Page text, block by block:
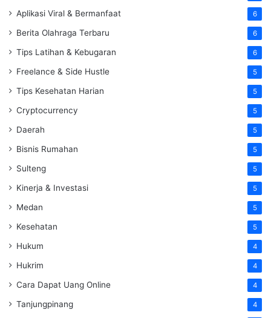
Aplikasi Viral & Bermanfaat 6
Berita Olahraga Terbaru 6
Tips Latihan & Kebugaran 6
Freelance & Side Hustle 5
Tips Kesehatan Harian 5
Cryptocurrency 5
Daerah 5
Bisnis Rumahan 5
Sulteng 5
Kinerja & Investasi 5
Medan 5
Kesehatan 5
Hukum 4
Hukrim 4
Cara Dapat Uang Online 4
Tanjungpinang 4